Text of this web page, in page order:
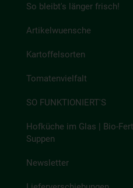
So bleibt's länger frisch!
Artikelwuensche
Kartoffelsorten
Tomatenvielfalt
SO FUNKTIONIERT'S
Hofküche im Glas | Bio-
Suppen
Newsletter